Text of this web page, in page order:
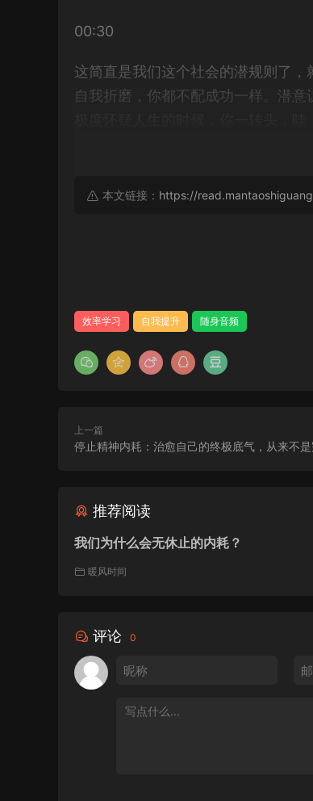
00:30
这简直是我们这个社会的潜规则了
自我折磨，你都不配成功一样。潜
准备的深度探索里，我们就是要教
的资料来源非常硬核，主要围绕德
需要颠覆。
01:33
01:42
效的没错，那些你以为真正高产的
的。为什么现在反而说这种用力过猛
呃，其实原因很简单，就是我们对意
意志力是一种性格特征，对吧？就觉
滑坡，办法总比困难多那种感觉对
就像我们身上的肌肉，肌肉它是生
本文链接： https://
效率学习 自我提升 随身音频
上一篇
停止精神内耗：治愈自己的终极底气，从来不
推荐阅读
我们为什么会无休止的内耗？
暖风时间
评论 0